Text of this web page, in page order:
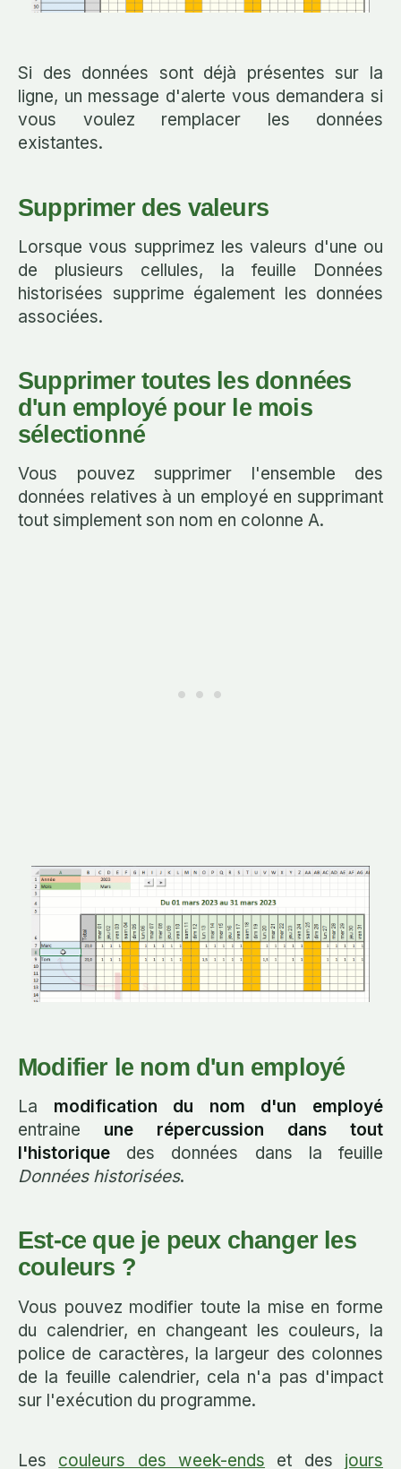
Si des données sont déjà présentes sur la
ligne, un message d'alerte vous demandera si
vous voulez remplacer les données
existantes.
Supprimer des valeurs
Lorsque vous supprimez les valeurs d'une ou
de plusieurs cellules, la feuille Données
historisées supprime également les données
associées.
Supprimer toutes les données
d'un employé pour le mois
sélectionné
Vous pouvez supprimer l'ensemble des
données relatives à un employé en supprimant
tout simplement son nom en colonne A.
Modifier le nom d'un employé
La modification du nom d'un employé
entraine une répercussion dans tout
l'historique des données dans la feuille
Données historisées.
Est-ce que je peux changer les
couleurs ?
Vous pouvez modifier toute la mise en forme
du calendrier, en changeant les couleurs, la
police de caractères, la largeur des colonnes
de la feuille calendrier, cela n'a pas d'impact
sur l'exécution du programme.
Les couleurs des week-ends et des jours